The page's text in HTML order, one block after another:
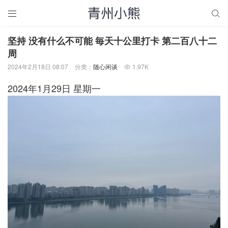
 
坚持 没有什么不可能 毎天十公里打卡 第二百八十二
周
2024年2月18日 08:07 分类： 随心闲谈  1.97K
2024年1月29日 星期一